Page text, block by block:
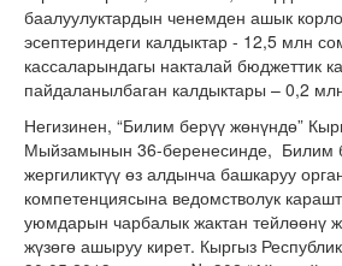
баалуулуктардын ченемден ашык
эсептериндеги калдыктар - 12,5 млн
кассаларындагы накталай бюджеттик
пайдаланылбаган калдыктары – 0,2
Негизинен, “Билим берүү жөнүндө”
Мыйзамынын 36-беренесинде, Билим
жергиликтүү өз алдынча башкаруу
компетенциясына ведомстволук
уюмдарын чарбалык жактан тейлөөнү
жүзөгө ашыруу кирет. Кыргыз